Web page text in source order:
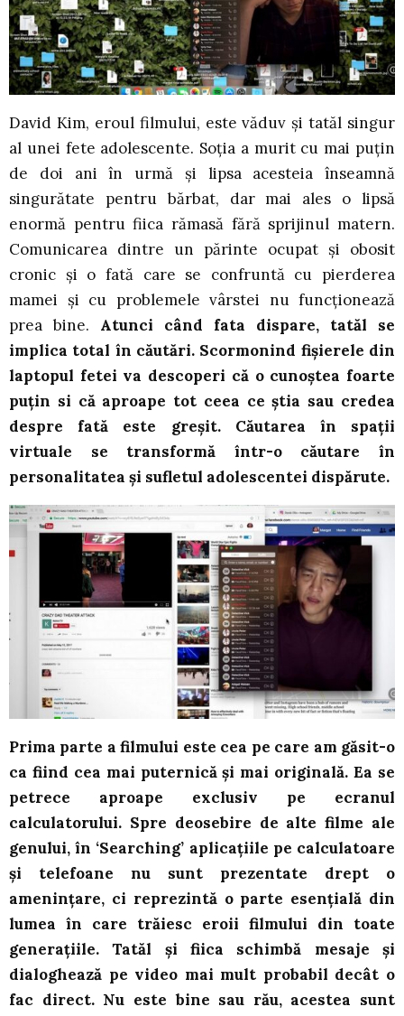
David Kim, eroul filmului, este văduv și tatăl singur
al unei fete adolescente. Soția a murit cu mai puțin
de doi ani în urmă și lipsa acesteia înseamnă
singurătate pentru bărbat, dar mai ales o lipsă
enormă pentru fiica rămasă fără sprijinul matern.
Comunicarea dintre un părinte ocupat și obosit
cronic și o fată care se confruntă cu pierderea
mamei și cu problemele vârstei nu funcționează
prea bine. Atunci când fata dispare, tatăl se
implica total în căutări. Scormonind fișierele din
laptopul fetei va descoperi că o cunoștea foarte
puțin si că aproape tot ceea ce știa sau credea
despre fată este greșit. Căutarea în spații
virtuale se transformă într-o căutare în
personalitatea și sufletul adolescentei dispărute.
Prima parte a filmului este cea pe care am găsit-o
ca fiind cea mai puternică și mai originală. Ea se
petrece aproape exclusiv pe ecranul
calculatorului. Spre deosebire de alte filme ale
genului, în ‘Searching’ aplicațiile pe calculatoare
și telefoane nu sunt prezentate drept o
amenințare, ci reprezintă o parte esențială din
lumea în care trăiesc eroii filmului din toate
generațiile. Tatăl și fiica schimbă mesaje și
dialoghează pe video mai mult probabil decât o
fac direct. Nu este bine sau rău, acestea sunt